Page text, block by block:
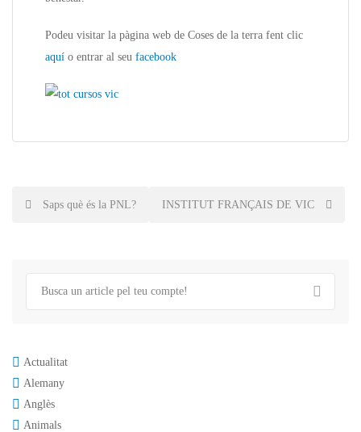
Podeu visitar la pàgina web de Coses de la terra fent clic
aquí o entrar al seu facebook
PostSaps què és la PNL? INSTITUT FRANÇAIS DE VIC
Actualitat
Alemany
Anglès
Animals